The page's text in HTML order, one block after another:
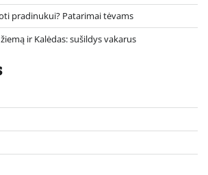
pradinukui? Patarimai tėvams
ir Kalėdas: sušildys vakarus